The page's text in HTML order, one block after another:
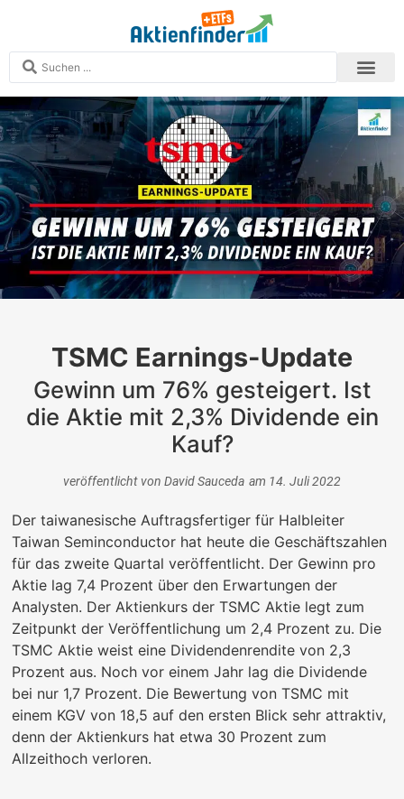
TSMC Earnings-Update
Gewinn um 76% gesteigert. Ist
die Aktie mit 2,3% Dividende ein
Kauf?
veröffentlicht von David Sauceda am 14. Juli 2022
Der taiwanesische Auftragsfertiger für Halbleiter
Taiwan Seminconductor hat heute die Geschäftszahlen
für das zweite Quartal veröffentlicht. Der Gewinn pro
Aktie lag 7,4 Prozent über den Erwartungen der
Analysten. Der Aktienkurs der TSMC Aktie legt zum
Zeitpunkt der Veröffentlichung um 2,4 Prozent zu. Die
TSMC Aktie weist eine Dividendenrendite von 2,3
Prozent aus. Noch vor einem Jahr lag die Dividende
bei nur 1,7 Prozent. Die Bewertung von TSMC mit
einem KGV von 18,5 auf den ersten Blick sehr attraktiv,
denn der Aktienkurs hat etwa 30 Prozent zum
Allzeithoch verloren.